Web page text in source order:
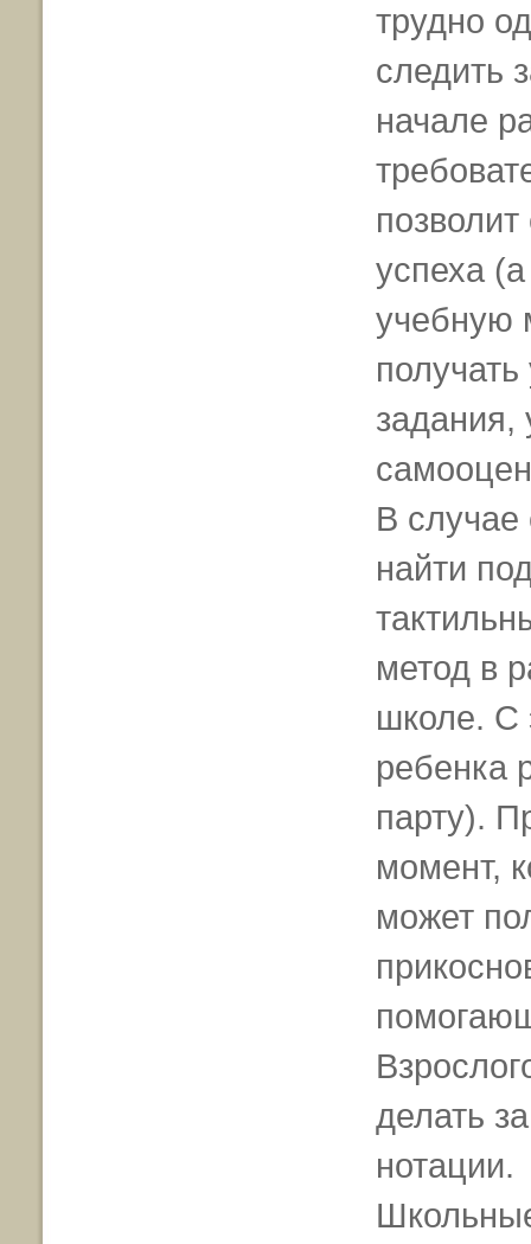
трудно
следить
начале
успеха
учебную
задания,
В случае
найти
метод в
школе. С
ребенка
парту).
момент,
может
делать
нотации.